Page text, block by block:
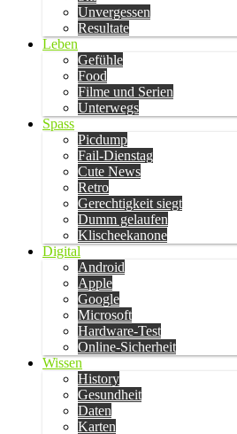
Unvergessen
Resultate
Leben
Gefühle
Food
Filme und Serien
Unterwegs
Spass
Picdump
Fail-Dienstag
Cute News
Retro
Gerechtigkeit siegt
Dumm gelaufen
Klischeekanone
Digital
Android
Apple
Google
Microsoft
Hardware-Test
Online-Sicherheit
Wissen
History
Gesundheit
Daten
Karten